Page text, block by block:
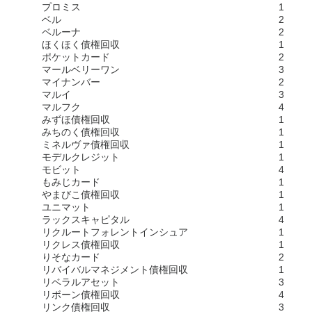
プロミス
1
ベル
2
ベルーナ
2
ほくほく債権回収
1
ポケットカード
2
マールベリーワン
3
マイナンバー
2
マルイ
3
マルフク
4
みずほ債権回収
1
みちのく債権回収
1
ミネルヴァ債権回収
1
モデルクレジット
1
モビット
4
もみじカード
1
やまびこ債権回収
1
ユニマット
1
ラックスキャピタル
4
リクルートフォレントインシュア
1
リクレス債権回収
1
りそなカード
2
リバイバルマネジメント債権回収
1
リベラルアセット
3
リボーン債権回収
4
リンク債権回収
3